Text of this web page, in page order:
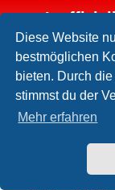
Diese Website
bestmöglichen
bieten. Durch
stimmst du der
Mehr erfahren
FAQ
Foren-Übersicht
Kündigt ihr
Bitte gib bei der